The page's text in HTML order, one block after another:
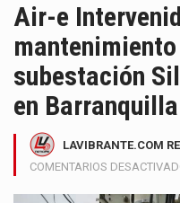
Air-e
subestación
en Barranquilla
LAVIBRANTE.COM
COMENTARIOS